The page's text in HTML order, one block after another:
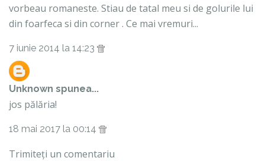
vorbeau romaneste. Stiau de tatal meu si de golurile lui
din foarfeca si din corner . Ce mai vremuri...
7 iunie 2014 la 14:23
Unknown spunea...
jos pălăria!
18 mai 2017 la 00:14
Trimiteți un comentariu